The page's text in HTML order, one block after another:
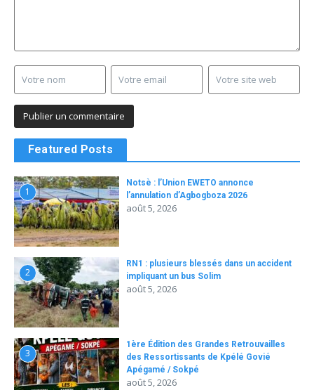
Featured Posts
1
Notsè : l’Union EWETO annonce
l’annulation d’Agbogboza 2026
août 5, 2026
2
RN1 : plusieurs blessés dans un accident
impliquant un bus Solim
août 5, 2026
3
1ère Édition des Grandes Retrouvailles
des Ressortissants de Kpélé Govié
Apégamé / Sokpé
août 5, 2026